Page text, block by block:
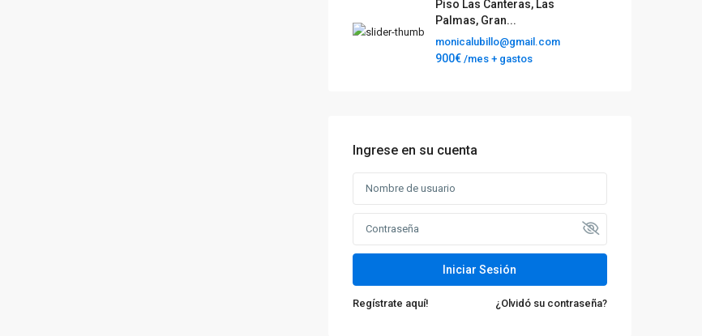
Piso Las Canteras, Las
Palmas, Gran...
monicalubillo@gmail.com
900€ /mes + gastos
Ingrese en su cuenta
Iniciar Sesión
Regístrate aquí! ¿Olvidó su contraseña?